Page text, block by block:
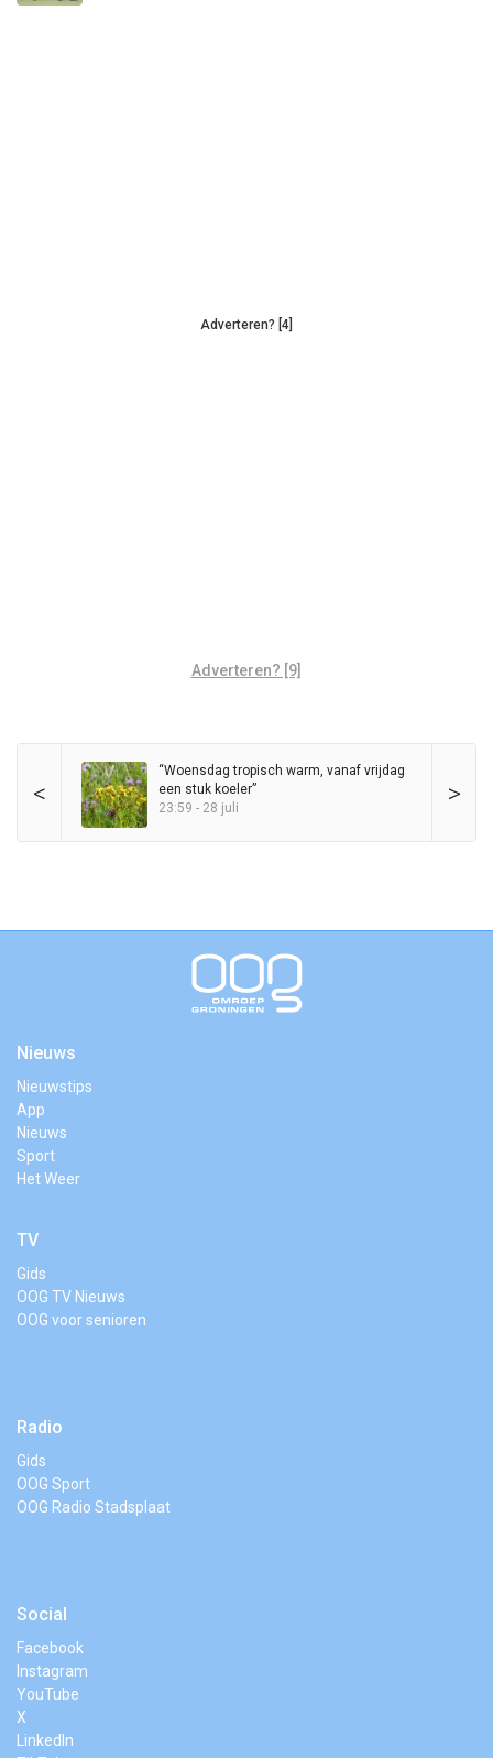
Adverteren? [4]
Adverteren? [9]
< >
“Woensdag tropisch warm, vanaf vrijdag
een stuk koeler”
23:59 - 28 juli
Nieuws
Nieuwstips
App
Nieuws
Sport
Het Weer
TV
Gids
OOG TV Nieuws
OOG voor senioren
Radio
Gids
OOG Sport
OOG Radio Stadsplaat
Social
Facebook
Instagram
YouTube
X
LinkedIn